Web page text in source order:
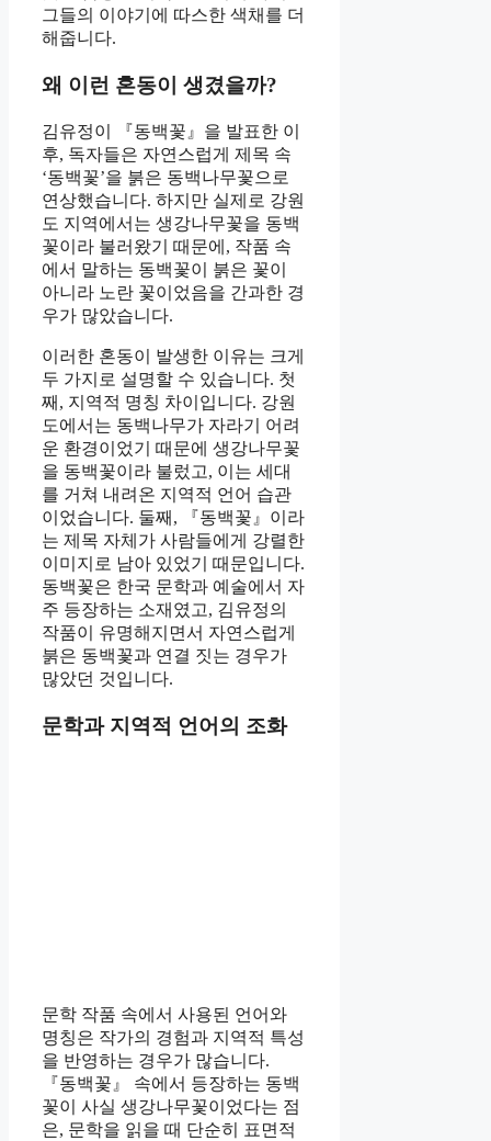
그들의 이야기에 따스한 색채를 더
해줍니다.
왜 이런 혼동이 생겼을까?
김유정이 『동백꽃』을 발표한 이
후, 독자들은 자연스럽게 제목 속
‘동백꽃’을 붉은 동백나무꽃으로
연상했습니다. 하지만 실제로 강원
도 지역에서는 생강나무꽃을 동백
꽃이라 불러왔기 때문에, 작품 속
에서 말하는 동백꽃이 붉은 꽃이
아니라 노란 꽃이었음을 간과한 경
우가 많았습니다.
이러한 혼동이 발생한 이유는 크게
두 가지로 설명할 수 있습니다. 첫
째, 지역적 명칭 차이입니다. 강원
도에서는 동백나무가 자라기 어려
운 환경이었기 때문에 생강나무꽃
을 동백꽃이라 불렀고, 이는 세대
를 거쳐 내려온 지역적 언어 습관
이었습니다. 둘째, 『동백꽃』이라
는 제목 자체가 사람들에게 강렬한
이미지로 남아 있었기 때문입니다.
동백꽃은 한국 문학과 예술에서 자
주 등장하는 소재였고, 김유정의
작품이 유명해지면서 자연스럽게
붉은 동백꽃과 연결 짓는 경우가
많았던 것입니다.
문학과 지역적 언어의 조화
문학 작품 속에서 사용된 언어와
명칭은 작가의 경험과 지역적 특성
을 반영하는 경우가 많습니다.
『동백꽃』 속에서 등장하는 동백
꽃이 사실 생강나무꽃이었다는 점
은, 문학을 읽을 때 단순히 표면적